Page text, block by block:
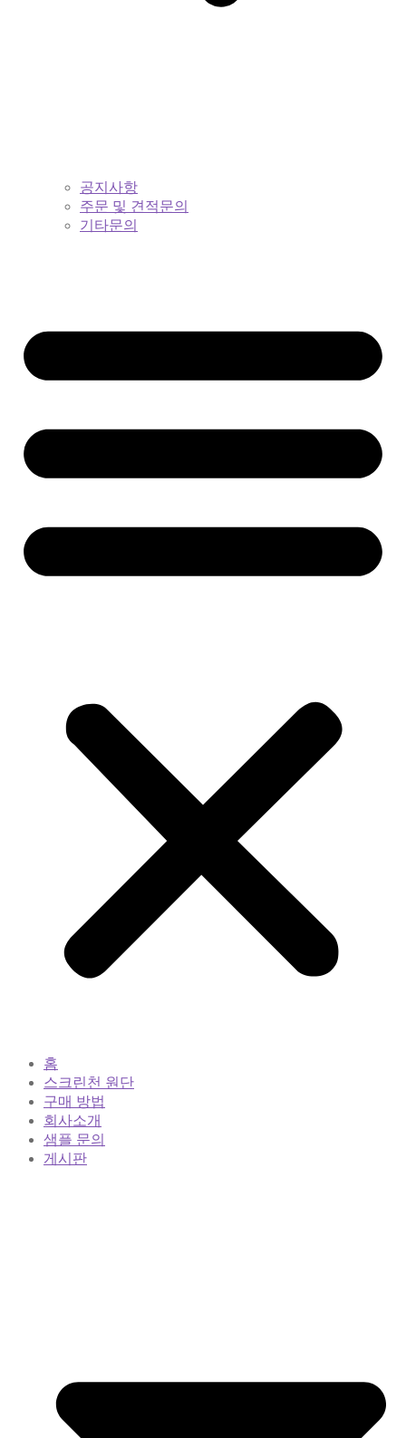
공지사항
주문 및 견적문의
기타문의
홈
스크린천 원단
구매 방법
회사소개
샘플 문의
게시판